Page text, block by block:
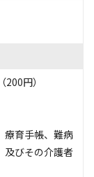
円）
育手帳、難病
及びその介護者